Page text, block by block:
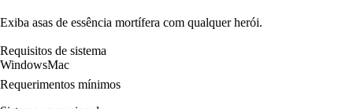
Exiba asas de essência mortífera com qualquer herói.
Requisitos de sistema
WindowsMac
Requerimentos mínimos